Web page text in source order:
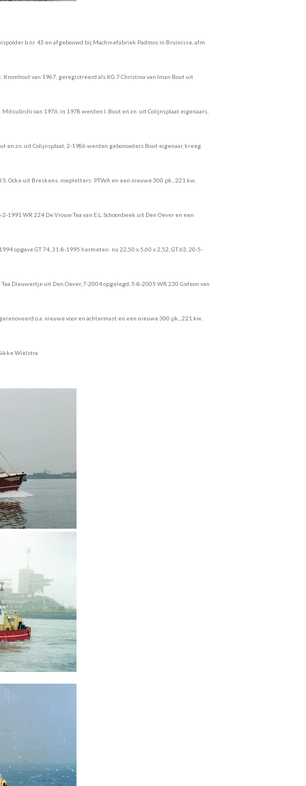
b.nr. 43 en afgebouwd bij Machinefabriek Padmos in Bruinisse, afm.
Kromhout van 1967, geregistreerd als KG 7 Christina van Iman Bout uit
van 1976, in 1978 werden I. Bout en zn. uit Colijnsplaat eigenaars,
en zn. uit Colijnsplaat, 2-1986 werden geboroeders Bout eigenaar, kreeg
Ocke uit Breskens, roepletters: PTWA en een nieuwe 300 pk., 221 kw.
1991 WR 224 De Vrouw Tea van E.L. Schoonbeek uit Den Oever en een
opgave GT 74, 31-8-1995 hermeten: nu 22,50 x 5,60 x 2,52, GT 63, 20-5-
Dieuwertje uit Den Oever, 7-2004 opgelegd, 5-8-2005 WR 230 Gideon van
o.a. nieuwe voor en achtermast en een nieuwe 300 pk., 221 kw.
Wielstra